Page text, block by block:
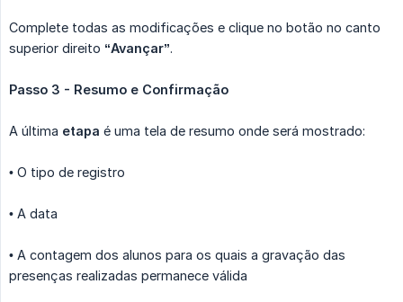
Complete todas as modificações e clique no botão no canto
superior direito “Avançar”.
Passo 3 - Resumo e Confirmação
A última etapa é uma tela de resumo onde será mostrado:
• O tipo de registro
• A data
• A contagem dos alunos para os quais a gravação das
presenças realizadas permanece válida